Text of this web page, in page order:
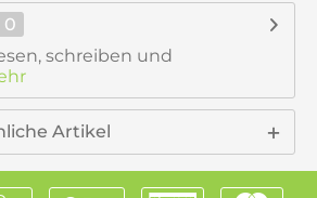
0
schreiben und
Artikel